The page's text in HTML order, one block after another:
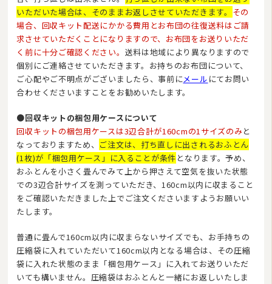
いただいた場合は、そのままお返しさせていただきます。 その
場合、回収キット配送にかかる費用とお布団の往復送料はご請
求させていただくことになりますので、お布団をお送りいただ
く前に十分ご確認ください。 送料は地域により異なりますので
個別にご連絡させていただきます。お持ちのお布団について、
ご心配やご不明点がございましたら、事前にメール にてお問い
合わせくださいますことをお勧めいたします。
●回収キットの梱包用ケースについて
回収キットの梱包用ケースは3辺合計が160cmの1サイズのみと
なっておりますため、 ご注文は、打ち直しに出されるおふとん
(1枚)が「梱包用ケース」に入ることが条件 となります。予め、
おふとんを小さく畳んでみて上から押さえて空気を抜いた状態
での3辺合計サイズを測っていただき、160cm以内に収まること
をご確認いただきました上でご注文くださいますようお願いい
たします。
普通に畳んで160cm以内に収まらないサイズでも、お手持ちの
圧縮袋に入れていただいて160cm以内となる場合は、その圧縮
袋に入れた状態のまま「梱包用ケース」に入れてお送りいただ
いても構いません。圧縮袋はおふとんと一緒にお返しいたしま